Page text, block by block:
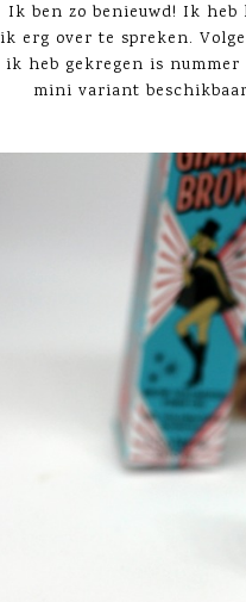
Ik ben zo benieuwd! Ik
ik erg over te spreken.
ik heb gekregen is
mini variant